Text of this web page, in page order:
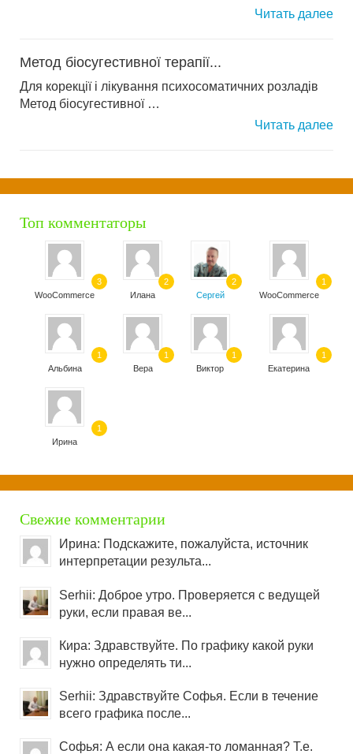
Читать далее
Метод біосугестивної терапії...
Для корекції і лікування психосоматичних розладів
Метод біосугестивної …
Читать далее
Топ комментаторы
WooCommerce
3
Илана
2
Сергей
2
WooCommerce
1
Альбина
1
Вера
1
Виктор
1
Екатерина
1
Ирина
1
Свежие комментарии
Ирина: Подскажите, пожалуйста, источник
интерпретации результа...
Serhii: Доброе утро. Проверяется с ведущей
руки, если правая ве...
Кира: Здравствуйте. По графику какой руки
нужно определять ти...
Serhii: Здравствуйте Софья. Если в течение
всего графика после...
Софья: А если она какая-то ломанная? Т.е.